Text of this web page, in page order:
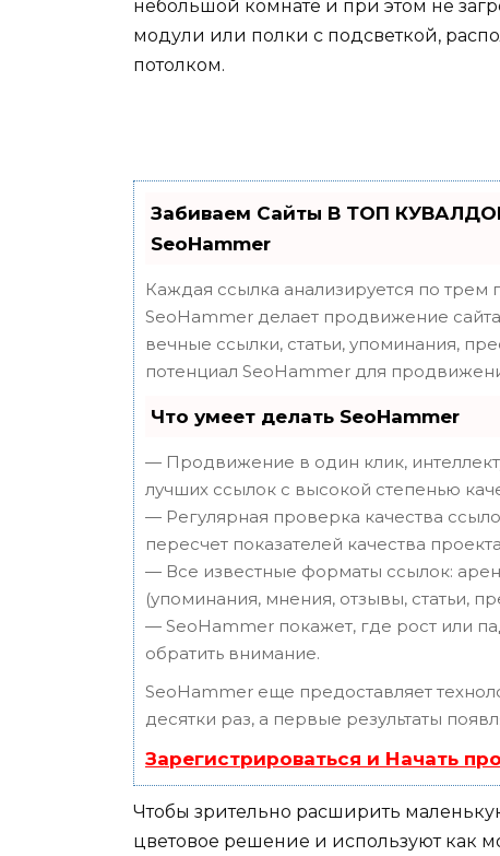
небольшой комнате и при этом не
модули или полки с подсветкой,
потолком.
Забиваем Сайты В ТОП
SeoHammer
Каждая ссылка анализируется по трем
SeoHammer делает продвижение
вечные ссылки, статьи, упоминания,
потенциал SeoHammer для
Что умеет делать SeoHammer
— Продвижение в один клик,
лучших ссылок с высокой степенью
— Регулярная проверка качества
пересчет показателей качества
— Все известные форматы ссылок:
(упоминания, мнения, отзывы, статьи,
— SeoHammer покажет, где рост или
обратить внимание.
SeoHammer еще предоставляет
десятки раз, а первые результаты
Зарегистрироваться и Начать
Чтобы зрительно расширить
цветовое решение и используют как